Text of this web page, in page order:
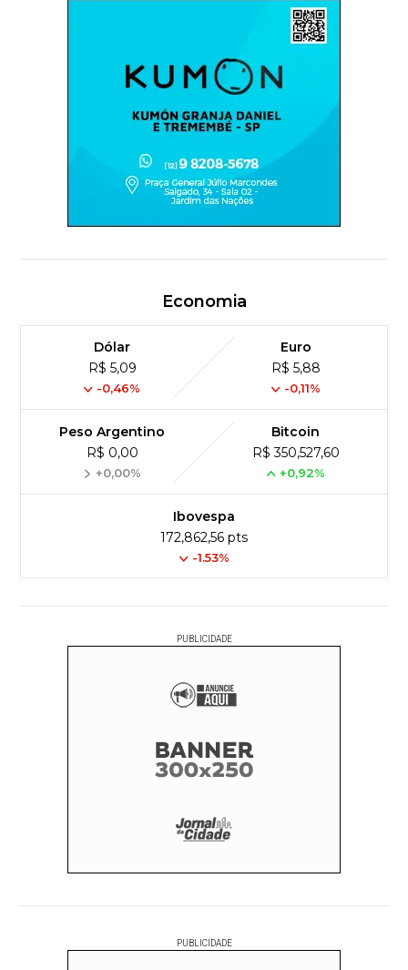
Economia
Dólar
R$ 5,09
-0,46%
Euro
R$ 5,88
-0,11%
Peso Argentino
R$ 0,00
+0,00%
Bitcoin
R$ 350,527,60
+0,92%
Ibovespa
172,862,56 pts
-1.53%
PUBLICIDADE
PUBLICIDADE